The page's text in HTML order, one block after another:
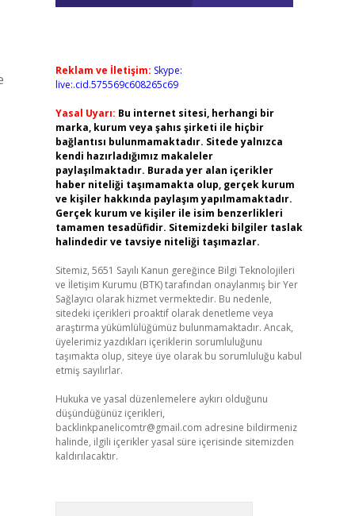
Reklam ve İletişim: Skype:
live:.cid.575569c608265c69
Yasal Uyarı: Bu internet sitesi, herhangi bir
marka, kurum veya şahıs şirketi ile hiçbir
bağlantısı bulunmamaktadır. Sitede yalnızca
kendi hazırladığımız makaleler
paylaşılmaktadır. Burada yer alan içerikler
haber niteliği taşımamakta olup, gerçek kurum
ve kişiler hakkında paylaşım yapılmamaktadır.
Gerçek kurum ve kişiler ile isim benzerlikleri
tamamen tesadüfidir. Sitemizdeki bilgiler taslak
halindedir ve tavsiye niteliği taşımazlar.
Sitemiz, 5651 Sayılı Kanun gereğince Bilgi Teknolojileri
ve İletişim Kurumu (BTK) tarafından onaylanmış bir Yer
Sağlayıcı olarak hizmet vermektedir. Bu nedenle,
sitedeki içerikleri proaktif olarak denetleme veya
araştırma yükümlülüğümüz bulunmamaktadır. Ancak,
üyelerimiz yazdıkları içeriklerin sorumluluğunu
taşımakta olup, siteye üye olarak bu sorumluluğu kabul
etmiş sayılırlar.
Hukuka ve yasal düzenlemelere aykırı olduğunu
düşündüğünüz içerikleri,
backlinkpanelicomtr@gmail.com adresine bildirmeniz
halinde, ilgili içerikler yasal süre içerisinde sitemizden
kaldırılacaktır.